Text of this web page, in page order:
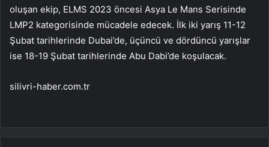
oluşan ekip, ELMS 2023 öncesi Asya Le Mans Serisinde
LMP2 kategorisinde mücadele edecek. İlk iki yarış 11-12
Şubat tarihlerinde Dubai’de, üçüncü ve dördüncü yarışlar
ise 18-19 Şubat tarihlerinde Abu Dabi’de koşulacak.
silivri-haber.com.tr